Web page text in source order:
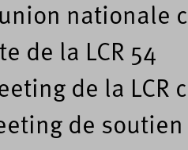
nationale
de la LCR 54
de la LCR
de soutien